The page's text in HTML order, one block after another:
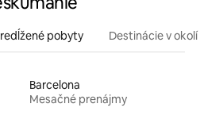
pobyty Destinácie v okolí
Barcelona
Mesačné prenájmy